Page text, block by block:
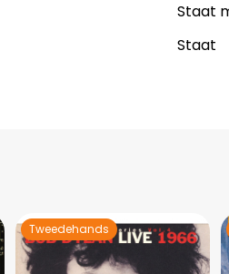
Staat
Staat
Tweedehands